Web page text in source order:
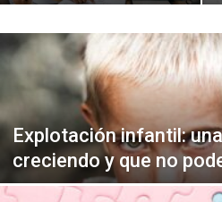
Explotación infantil:
creciendo y que no